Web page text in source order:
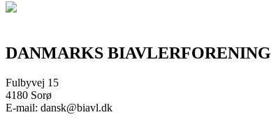
DANMARKS BIAVLERFORENING
Fulbyvej 15
4180 Sorø
E-mail: dansk@biavl.dk